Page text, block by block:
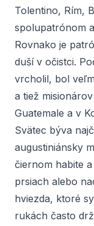
Tolentino, Rím,
spolupatrónom
Rovnako je
duší v očistci.
vrcholil, bol
a tiež
Guatemale a v
Svätec býva
augustiniánsky
čiernom habite
prsiach alebo
hviezda, ktoré
rukách často